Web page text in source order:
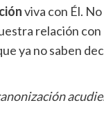
viva con Él.
relación
ya no saben